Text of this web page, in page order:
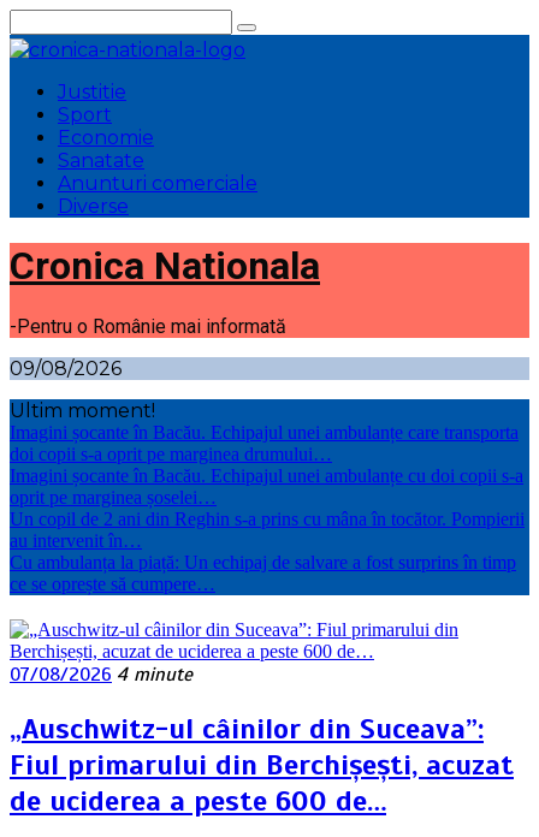
la
conținut
Justitie
Sport
Economie
Sanatate
Anunturi comerciale
Diverse
Cronica Nationala
-Pentru o Românie mai informată
09/08/2026
Ultim moment!
Imagini șocante în Bacău. Echipajul unei ambulanțe care transporta
doi copii s-a oprit pe marginea drumului…
Imagini șocante în Bacău. Echipajul unei ambulanțe cu doi copii s-a
oprit pe marginea șoselei…
Un copil de 2 ani din Reghin s-a prins cu mâna în tocător. Pompierii
au intervenit în…
Cu ambulanța la piață: Un echipaj de salvare a fost surprins în timp
ce se oprește să cumpere…
07/08/2026 4 minute
„Auschwitz-ul câinilor din Suceava”:
Fiul primarului din Berchișești, acuzat
de uciderea a peste 600 de…